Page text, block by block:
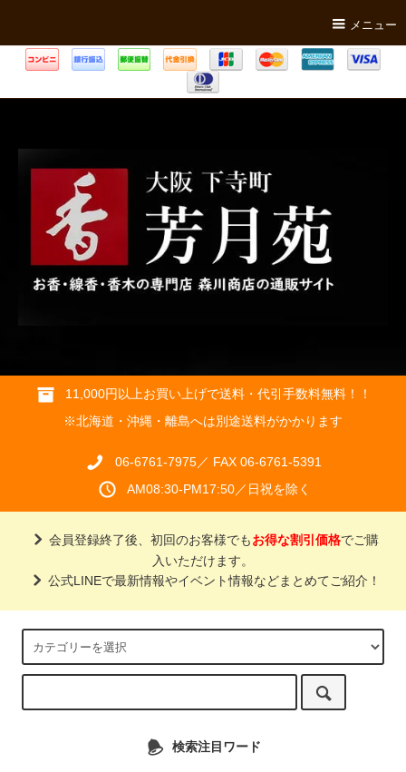
メニュー
11,000円以上お買い上げで送料・代引手数料無料！！
※北海道・沖縄・離島へは別途送料がかかります
06-6761-7975／ FAX 06-6761-5391
AM08:30-PM17:50／日祝を除く
会員登録終了後、初回のお客様でもお得な割引価格でご購
入いただけます。
公式LINEで最新情報やイベント情報などまとめてご紹介！
検索注目ワード